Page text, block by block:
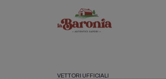
VETTORI UFFICIALI